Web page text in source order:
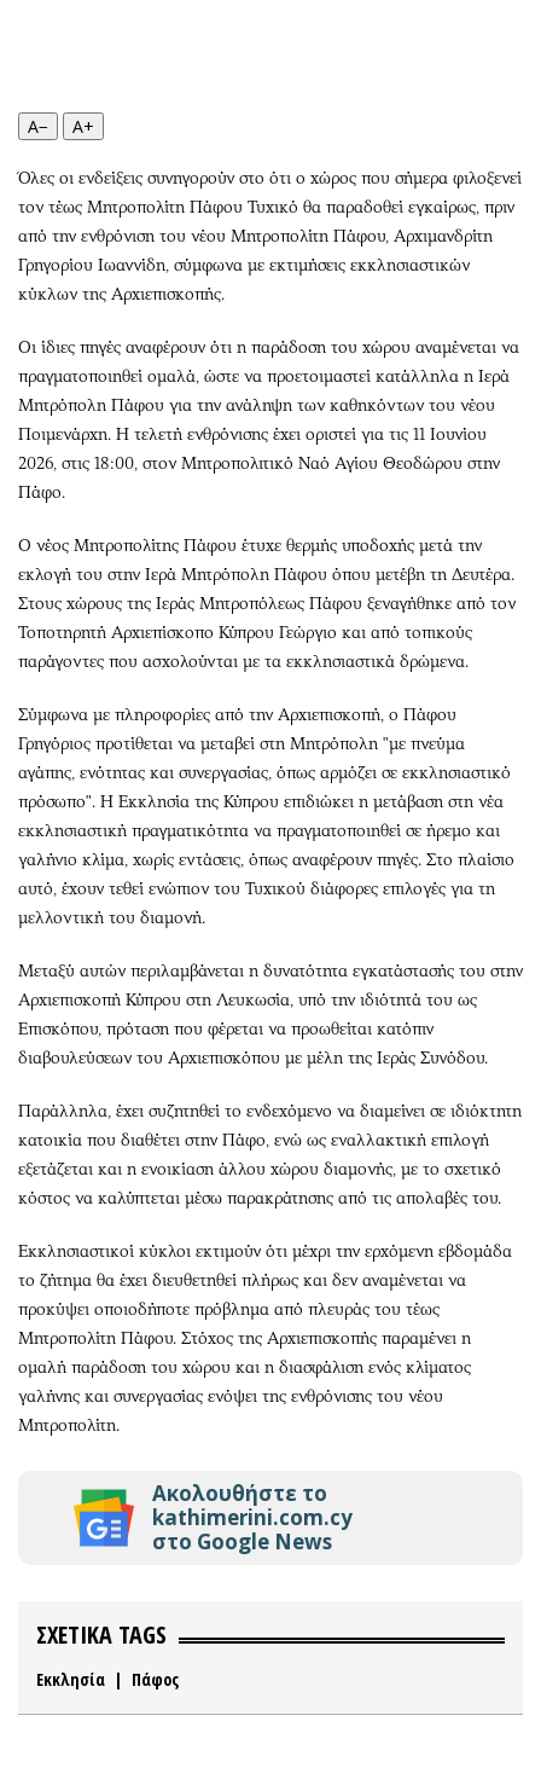
Παράξενα
Πολιτισμός
Σινεμά
Θέατρο-Χορός
Εικαστικά
Χειρόγραφα
Wine routes
Podcasts
Επιστολές
A− A+
Όλες οι ενδείξεις συνηγορούν στο ότι ο χώρος που σήμερα φιλοξενεί
τον τέως Μητροπολίτη Πάφου Τυχικό θα παραδοθεί εγκαίρως, πριν
από την ενθρόνιση του νέου Μητροπολίτη Πάφου, Αρχιμανδρίτη
Γρηγορίου Ιωαννίδη, σύμφωνα με εκτιμήσεις εκκλησιαστικών
κύκλων της Αρχιεπισκοπής.
Οι ίδιες πηγές αναφέρουν ότι η παράδοση του χώρου αναμένεται να
πραγματοποιηθεί ομαλά, ώστε να προετοιμαστεί κατάλληλα η Ιερά
Μητρόπολη Πάφου για την ανάληψη των καθηκόντων του νέου
Ποιμενάρχη. Η τελετή ενθρόνισης έχει οριστεί για τις 11 Ιουνίου
2026, στις 18:00, στον Μητροπολιτικό Ναό Αγίου Θεοδώρου στην
Πάφο.
Ο νέος Μητροπολίτης Πάφου έτυχε θερμής υποδοχής μετά την
εκλογή του στην Ιερά Μητρόπολη Πάφου όπου μετέβη τη Δευτέρα.
Στους χώρους της Ιεράς Μητροπόλεως Πάφου ξεναγήθηκε από τον
Τοποτηρητή Αρχιεπίσκοπο Κύπρου Γεώργιο και από τοπικούς
παράγοντες που ασχολούνται με τα εκκλησιαστικά δρώμενα.
Σύμφωνα με πληροφορίες από την Αρχιεπισκοπή, ο Πάφου
Γρηγόριος προτίθεται να μεταβεί στη Μητρόπολη "με πνεύμα
αγάπης, ενότητας και συνεργασίας, όπως αρμόζει σε εκκλησιαστικό
πρόσωπο". Η Εκκλησία της Κύπρου επιδιώκει η μετάβαση στη νέα
εκκλησιαστική πραγματικότητα να πραγματοποιηθεί σε ήρεμο και
γαλήνιο κλίμα, χωρίς εντάσεις, όπως αναφέρουν πηγές. Στο πλαίσιο
αυτό, έχουν τεθεί ενώπιον του Τυχικού διάφορες επιλογές για τη
μελλοντική του διαμονή.
Μεταξύ αυτών περιλαμβάνεται η δυνατότητα εγκατάστασής του στην
Αρχιεπισκοπή Κύπρου στη Λευκωσία, υπό την ιδιότητά του ως
Επισκόπου, πρόταση που φέρεται να προωθείται κατόπιν
διαβουλεύσεων του Αρχιεπισκόπου με μέλη της Ιεράς Συνόδου.
Παράλληλα, έχει συζητηθεί το ενδεχόμενο να διαμείνει σε ιδιόκτητη
κατοικία που διαθέτει στην Πάφο, ενώ ως εναλλακτική επιλογή
εξετάζεται και η ενοικίαση άλλου χώρου διαμονής, με το σχετικό
κόστος να καλύπτεται μέσω παρακράτησης από τις απολαβές του.
Εκκλησιαστικοί κύκλοι εκτιμούν ότι μέχρι την ερχόμενη εβδομάδα
το ζήτημα θα έχει διευθετηθεί πλήρως και δεν αναμένεται να
προκύψει οποιοδήποτε πρόβλημα από πλευράς του τέως
Μητροπολίτη Πάφου. Στόχος της Αρχιεπισκοπής παραμένει η
ομαλή παράδοση του χώρου και η διασφάλιση ενός κλίματος
γαλήνης και συνεργασίας ενόψει της ενθρόνισης του νέου
Μητροπολίτη.
Ακολουθήστε το
kathimerini.com.cy
στο Google News
ΣΧΕΤΙΚΑ TAGS
Εκκλησία | Πάφος